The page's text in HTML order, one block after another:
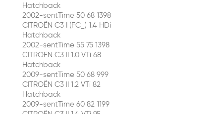
Hatchback
2002-sentTime 50 68 1398
CITROËN C3 I (FC_) 1.4 HDi
Hatchback
2002-sentTime 55 75 1398
CITROËN C3 II 1.0 VTi 68
Hatchback
2009-sentTime 50 68 999
CITROËN C3 II 1.2 VTi 82
Hatchback
2009-sentTime 60 82 1199